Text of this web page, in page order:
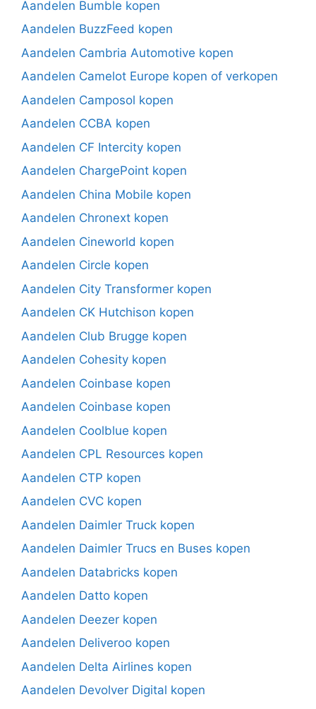
Aandelen Bumble kopen
Aandelen BuzzFeed kopen
Aandelen Cambria Automotive kopen
Aandelen Camelot Europe kopen of verkopen
Aandelen Camposol kopen
Aandelen CCBA kopen
Aandelen CF Intercity kopen
Aandelen ChargePoint kopen
Aandelen China Mobile kopen
Aandelen Chronext kopen
Aandelen Cineworld kopen
Aandelen Circle kopen
Aandelen City Transformer kopen
Aandelen CK Hutchison kopen
Aandelen Club Brugge kopen
Aandelen Cohesity kopen
Aandelen Coinbase kopen
Aandelen Coinbase kopen
Aandelen Coolblue kopen
Aandelen CPL Resources kopen
Aandelen CTP kopen
Aandelen CVC kopen
Aandelen Daimler Truck kopen
Aandelen Daimler Trucs en Buses kopen
Aandelen Databricks kopen
Aandelen Datto kopen
Aandelen Deezer kopen
Aandelen Deliveroo kopen
Aandelen Delta Airlines kopen
Aandelen Devolver Digital kopen